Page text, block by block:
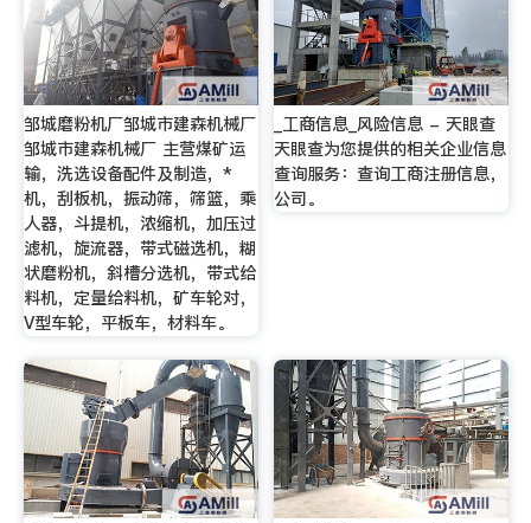
邹城磨粉机厂邹城市建森机械厂
邹城市建森机械厂 主营煤矿运
输，洗选设备配件及制造，*
机，刮板机，振动筛，筛篮，乘
人器，斗提机，浓缩机，加压过
滤机，旋流器，带式磁选机，糊
状磨粉机，斜槽分选机，带式给
料机，定量给料机，矿车轮对，
V型车轮，平板车，材料车。
_工商信息_风险信息 - 天眼查
天眼查为您提供的相关企业信息
查询服务：查询工商注册信息，
公司。